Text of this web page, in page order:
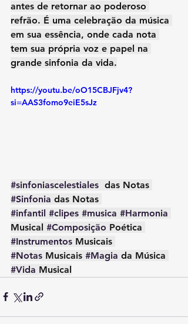
antes de retornar ao poderoso
refrão. É uma celebração da música
em sua essência, onde cada nota
tem sua própria voz e papel na
grande sinfonia da vida.
https://youtu.be/oO15CBJFjv4?
si=AAS3fomo9eiE5sJz
#sinfoniascelestiales das Notas
#Sinfonia das Notas
#infantil #clipes #musica #Harmonia
Musical #Composição Poética
#Instrumentos Musicais
#Notas Musicais #Magia da Música
#Vida Musical